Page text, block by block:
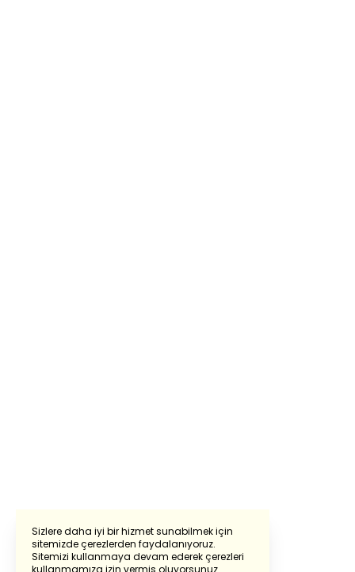
Sizlere daha iyi bir hizmet sunabilmek için
sitemizde çerezlerden faydalanıyoruz.
Sitemizi kullanmaya devam ederek çerezleri
kullanmamıza izin vermiş oluyorsunuz.
Powered by Translate